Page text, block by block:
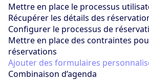
Mettre en place le processus
Récupérer les détails des
Configurer le processus de
Mettre en place des contraintes
réservations
Ajouter des formulaires
Combinaison d’agenda